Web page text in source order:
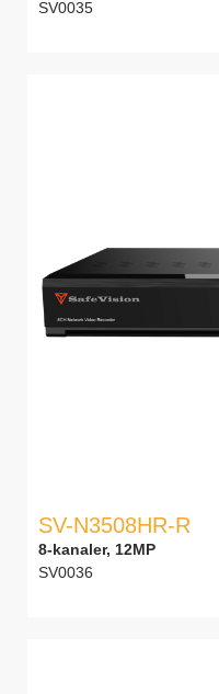
SV0035
SV-N3508HR-R
8-kanaler, 12MP
SV0036